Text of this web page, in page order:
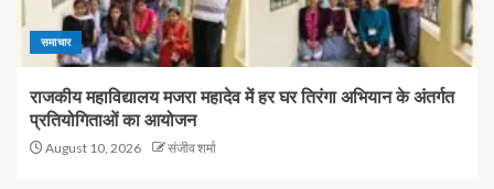
समाचार
राजकीय महाविद्यालय मजरा महादेव में हर घर तिरंगा अभियान के अंतर्गत
प्रतियोगिताओं का आयोजन
August 10, 2026 संजीव शर्मा